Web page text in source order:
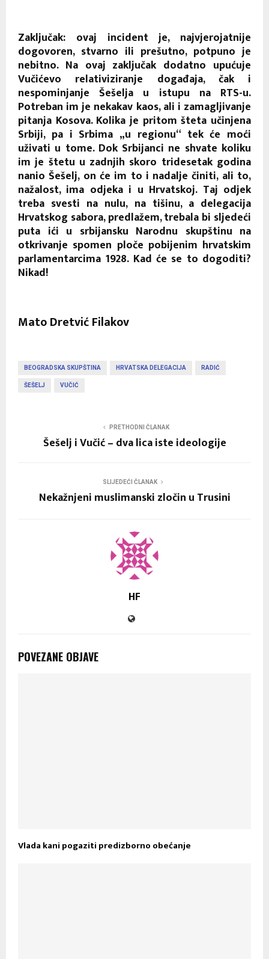
Zaključak: ovaj incident je, najvjerojatnije
dogovoren, stvarno ili prešutno, potpuno je
nebitno. Na ovaj zaključak dodatno upućuje
Vučićevo relativiziranje događaja, čak i
nespominjanje Šešelja u istupu na RTS-u.
Potreban im je nekakav kaos, ali i zamagljivanje
pitanja Kosova. Kolika je pritom šteta učinjena
Srbiji, pa i Srbima „u regionu“ tek će moći
uživati u tome. Dok Srbijanci ne shvate koliku
im je štetu u zadnjih skoro tridesetak godina
nanio Šešelj, on će im to i nadalje činiti, ali to,
nažalost, ima odjeka i u Hrvatskoj. Taj odjek
treba svesti na nulu, na tišinu, a delegacija
Hrvatskog sabora, predlažem, trebala bi sljedeći
puta ići u srbijansku Narodnu skupštinu na
otkrivanje spomen ploče pobijenim hrvatskim
parlamentarcima 1928. Kad će se to dogoditi?
Nikad!
Mato Dretvić Filakov
BEOGRADSKA SKUPŠTINA HRVATSKA DELEGACIJA RADIĆ
ŠEŠELJ VUČIĆ
PRETHODNI ČLANAK
Šešelj i Vučić – dva lica iste ideologije
SLIJEDEĆI ČLANAK
Nekažnjeni muslimanski zločin u Trusini
HF
POVEZANE OBJAVE
Vlada kani pogaziti predizborno obećanje